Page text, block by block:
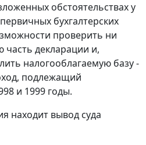
обстоятельствах у
бухгалтерских
проверить ни
часть декларации и,
налогооблагаемую базу -
подлежащий
и 1999 годы.
находит вывод суда